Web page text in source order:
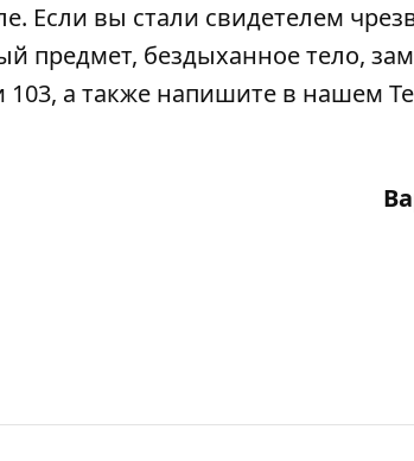
. Если вы стали свидетелем
предмет, бездыханное тело,
а также напишите в нашем